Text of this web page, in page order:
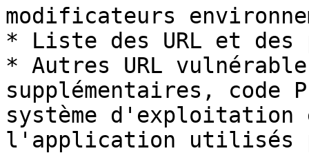
modificateurs
* Liste des URL et des
* Autres URL
supplémentaires, code
système d'exploitation
l'application utilisés